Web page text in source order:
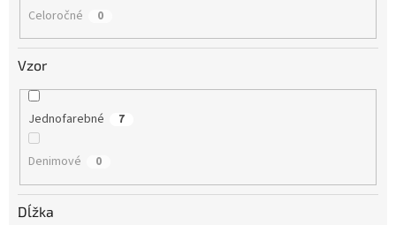
Celoročné 0
Vzor
Jednofarebné 7
Denimové 0
Dĺžka